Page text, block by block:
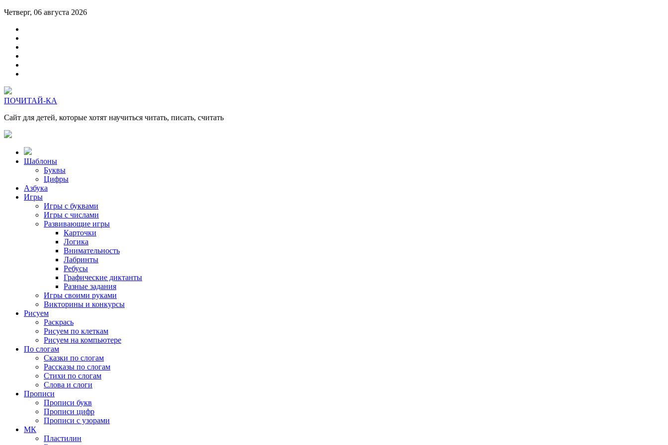
Четверг, 06 августа 2026
ПОЧИТАЙ-КА
Сайт для детей, которые хотят научиться читать, писать, считать
Шаблоны
Буквы
Цифры
Азбука
Игры
Игры с буквами
Игры с числами
Развивающие игры
Карточки
Логика
Внимательность
Лабринты
Ребусы
Графические диктанты
Разные задания
Игры своими руками
Викторины и конкурсы
Рисуем
Раскрась
Рисуем по клеткам
Рисуем на компьютере
По слогам
Сказки по слогам
Рассказы по слогам
Стихи по слогам
Слова и слоги
Прописи
Прописи букв
Прописи цифр
Прописи с узорами
МК
Пластилин